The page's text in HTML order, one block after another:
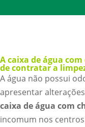
A caixa de água
de contratar a
A água não possui
apresentar
caixa de água com
incomum nos